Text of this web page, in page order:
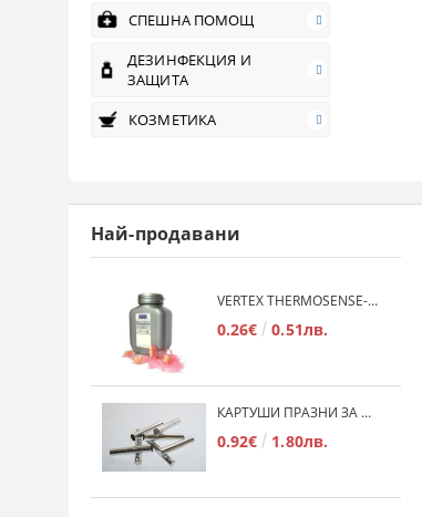
СПЕШНА ПОМОЩ
ДЕЗИНФЕКЦИЯ И
ЗАЩИТА
КОЗМЕТИКА
Най-продавани
VERTEX THERMOSENSE- ГРАНУЛАТ ЗА МЕКИ ПРОТЕЗИ
0.26€ 0.51лв.
КАРТУШИ ПРАЗНИ ЗА МЕКА ПЛАСТМАСА
0.92€ 1.80лв.